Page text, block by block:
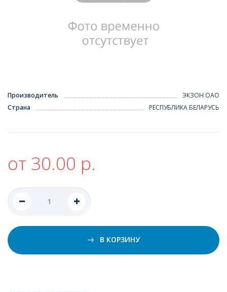
Производитель
ЭКЗОН ОАО
Страна
РЕСПУБЛИКА БЕЛАРУСЬ
от 30.00 р.
В КОРЗИНУ